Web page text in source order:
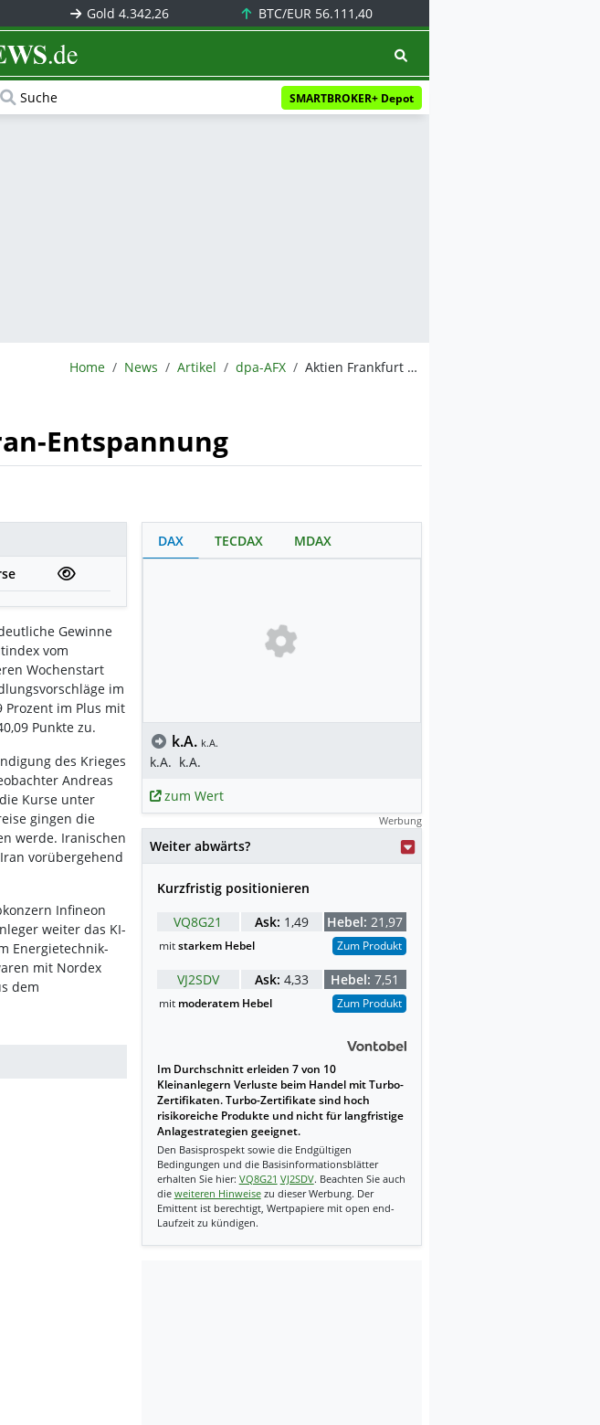
Gold4.342,26 BTC/EUR 56.111,40
Suche SMARTBROKER+ Depot
BörsenNEWS.de
Home News Artikel dpa-AFX Aktien Frankfurt Schluss: Dax sehr fest - Spekulation auf Iran-Entspannung
Entspannung
Gewinne
vom
Wochenstart
im
Prozent im Plus mit
Punkte zu.
des Krieges
Andreas
Kurse unter
gingen die
werde. Iranischen
vorübergehend
Infineon
weiter das KI-
Energietechnik-
mit Nordex
dem
DAX TECDAX MDAX
k.A. k.A.
k.A. k.A.
zum Wert
Werbung
Weiter abwärts?
Kurzfristig positionieren
VQ8G21
Ask: 1,49 Hebel: 21,97
mitstarkem Hebel Zum Produkt
VJ2SDV Ask: 4,33 Hebel: 7,51
mit moderatem Hebel Zum Produkt
Im Durchschnitt erleiden 7 von 10
Kleinanlegern Verluste beim Handel mit Turbo-
Zertifikaten. Turbo-Zertifikate sind hoch
risikoreiche Produkte und nicht für langfristige
Anlagestrategien geeignet.
Den Basisprospekt sowie die Endgültigen
Bedingungen und die Basisinformationsblätter
erhalten Sie hier: VQ8G21 VJ2SDV. Beachten Sie auch
die weiteren Hinweisezu dieser Werbung. Der
Emittent ist berechtigt, Wertpapiere mit open end-
Laufzeit zu kündigen.